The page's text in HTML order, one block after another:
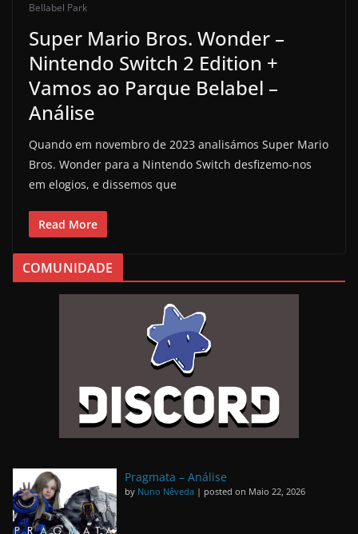
Bellabel Park
Super Mario Bros. Wonder –
Nintendo Switch 2 Edition +
Vamos ao Parque Belabel –
Análise
Quando em novembro de 2023 analisámos Super Mario
Bros. Wonder para a Nintendo Switch desfizemo-nos
em elogios, e dissemos que
Read More
COMUNIDADE
Pragmata – Análise
by Nuno Nêveda | posted on Maio 22, 2026